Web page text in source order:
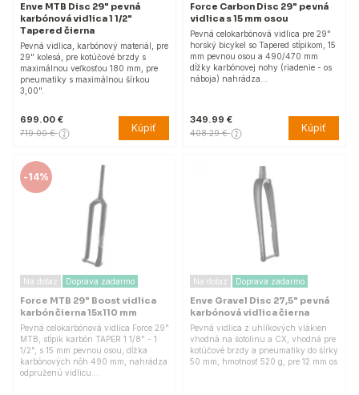
Enve MTB Disc 29" pevná
karbónová vidlica 1 1/2"
Tapered čierna
Pevná vidlica, karbónový materiál, pre
29" kolesá, pre kotúčové brzdy s
maximálnou veľkosťou 180 mm, pre
pneumatiky s maximálnou šírkou
3,00".
699.00 €
719.00 € Kúpiť
Force Carbon Disc 29" pevná
vidlica s 15 mm osou
Pevná celokarbónová vidlica pre 29"
horský bicykel so Tapered stĺpikom, 15
mm pevnou osou a 490/470 mm
dĺžky karbónovej nohy (riadenie - os
náboja) nahrádza…
349.99 €
408.29 € Kúpiť
-14%
Na dotaz Doprava zadarmo
Force MTB 29" Boost vidlica
karbón čierna 15x110 mm
Pevná celokarbónová vidlica Force 29"
MTB, stĺpik karbón TAPER 1 1/8" - 1
1/2", s 15 mm pevnou osou, dĺžka
karbónových nôh 490 mm, nahrádza
odpruženú vidlicu…
Na dotaz Doprava zadarmo
Enve Gravel Disc 27,5" pevná
karbónová vidlica čierna
Pevná vidlica z uhlíkových vlákien
vhodná na šotolinu a CX, vhodná pre
kotúčové brzdy a pneumatiky do šírky
50 mm, hmotnosť 520 g, pre 12 mm os